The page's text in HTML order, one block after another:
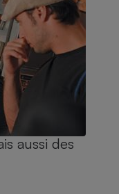
aussi des